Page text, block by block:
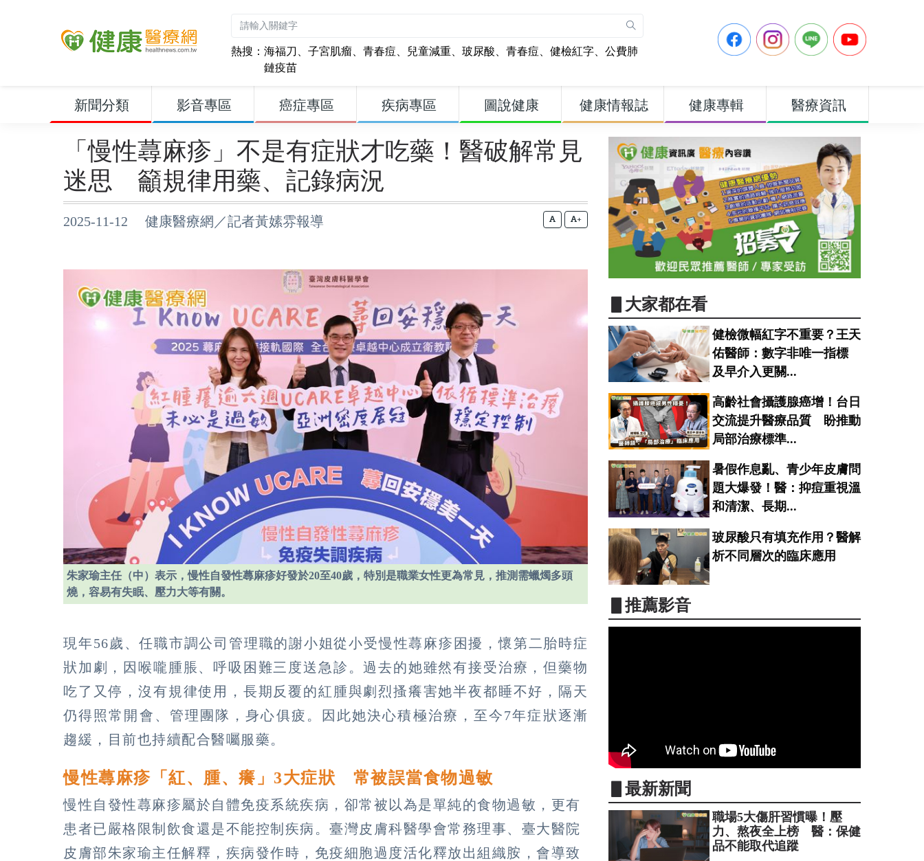
熱搜： 海福刀 、 子宮肌瘤、 青春痘、 兒童減重、 玻尿酸、 青春痘、 健檢紅字、 公費肺
鏈疫苗
新聞分類 影音專區 癌症專區 疾病專區 圖說健康 健康情報誌 健康專輯 醫療資訊
「慢性蕁麻疹」不是有症狀才吃藥！醫破解常見
迷思 籲規律用藥、記錄病況
2025-11-12 健康醫療網／記者黃嫊雰報導 +
朱家瑜主任（中）表示，慢性自發性蕁麻疹好發於20至40歲，特別是職業女性更為常見，推測需蠟燭多頭
燒，容易有失眠、壓力大等有關。
現年56歲、任職市調公司管理職的謝小姐從小受慢性蕁麻疹困擾，懷第二胎時症
狀加劇，因喉嚨腫脹、呼吸困難三度送急診。過去的她雖然有接受治療，但藥物
吃了又停，沒有規律使用，長期反覆的紅腫與劇烈搔癢害她半夜都睡不好，隔天
仍得照常開會、管理團隊，身心俱疲。因此她決心積極治療，至今7年症狀逐漸
趨緩，目前也持續配合醫囑服藥。
慢性蕁麻疹「紅、腫、癢」3大症狀 常被誤當食物過敏
慢性自發性蕁麻疹屬於自體免疫系統疾病，卻常被以為是單純的食物過敏，更有
患者已嚴格限制飲食還是不能控制疾病。臺灣皮膚科醫學會常務理事、臺大醫院
皮膚部朱家瑜主任解釋，疾病發作時，免疫細胞過度活化釋放出組織胺，會導致
▋大家都在看
健檢微幅紅字不重要？王天
佑醫師：數字非唯一指標
及早介入更關...
高齡社會攝護腺癌增！台日
交流提升醫療品質 盼推動
局部治療標準...
暑假作息亂、青少年皮膚問
題大爆發！醫：抑痘重視溫
和清潔、長期...
玻尿酸只有填充作用？醫解
析不同層次的臨床應用
▋推薦影音
▋最新新聞
職場5大傷肝習慣曝！壓
力、熬夜全上榜 醫：保健
品不能取代追蹤